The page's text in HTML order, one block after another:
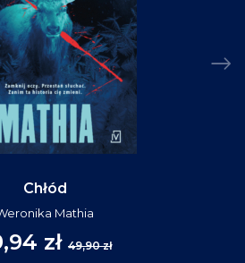
Chłód
Mathia
zł 49,90 zł